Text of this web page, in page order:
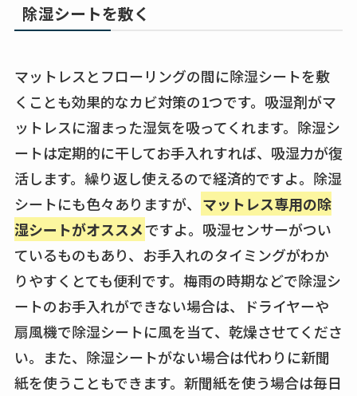
除湿シートを敷く
マットレスとフローリングの間に除湿シートを敷
くことも効果的なカビ対策の1つです。吸湿剤がマ
ットレスに溜まった湿気を吸ってくれます。除湿シ
ートは定期的に干してお手入れすれば、吸湿力が復
活します。繰り返し使えるので経済的ですよ。除湿
シートにも色々ありますが、 マットレス専用の除
湿シートがオススメですよ。吸湿センサーがつい
ているものもあり、お手入れのタイミングがわか
りやすくとても便利です。梅雨の時期などで除湿シ
ートのお手入れができない場合は、ドライヤーや
扇風機で除湿シートに風を当て、乾燥させてくださ
い。また、除湿シートがない場合は代わりに新聞
紙を使うこともできます。新聞紙を使う場合は毎日